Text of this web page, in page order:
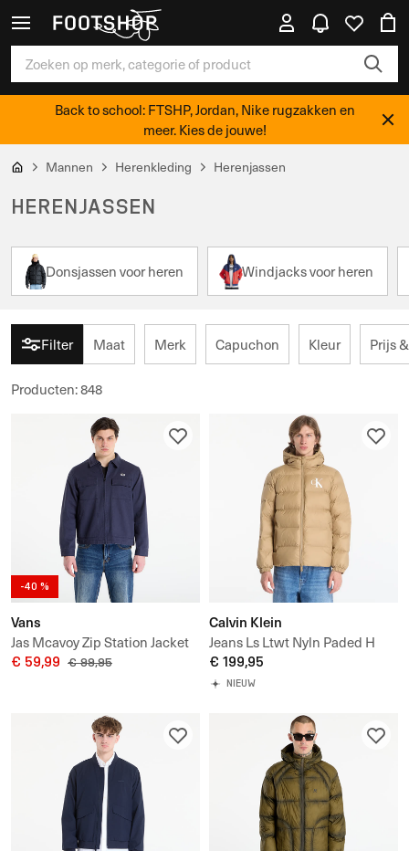
Back to school: FTSHP, Jordan, Nike rugzakken en
meer. Kies de jouwe!
Mannen Herenkleding Herenjassen
HERENJASSEN
Donsjassen voor heren Windjacks voor heren
Filter Maat Merk Capuchon Kleur Prijs
Producten:848
-40 %
Vans
Jas Mcavoy Zip Station Jacket
€ 59,99 € 99,95
Calvin Klein
Jeans Ls Ltwt Nyln Paded H
€ 199,95
NIEUW